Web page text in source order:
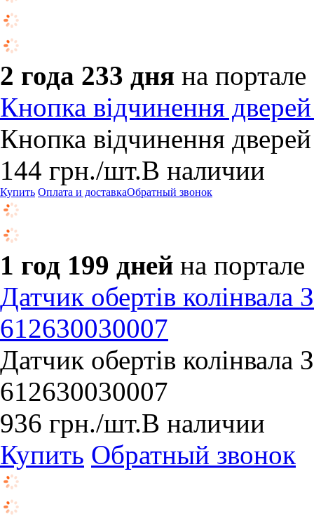
2 года 233 дня на портале
Кнопка відчинення
Кнопка відчинення
144 грн./шт.В наличии
Купить Оплата и доставкаОбратный звонок
1 год 199 дней на портале
Датчик обертів
612630030007
Датчик обертів
612630030007
936 грн./шт.В наличии
Купить Обратный звонок